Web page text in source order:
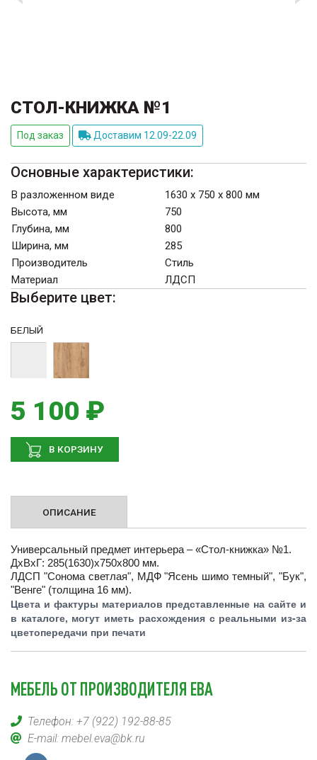
СТОЛ-КНИЖКА №1
Под заказ Доставим 12.09-22.09
Основные характеристики:
В разложенном виде
1630 х 750 х 800 мм
Высота, мм
750
Глубина, мм
800
Ширина, мм
285
Производитель
Стиль
Материал
ЛДСП
Выберите цвет:
БЕЛЫЙ
5 100 ₽
В КОРЗИНУ
ОПИСАНИЕ
Универсальный предмет интерьера – «Стол-книжка» №1.
ДхВхГ: 285(1630)х750х800 мм.
ЛДСП "Сонома светлая", МДФ "Ясень шимо темный", "Бук",
"Венге" (толщина 16 мм).
Цвета и фактуры материалов представленные на сайте и
в каталоге, могут иметь расхождения с реальными из-за
цветопередачи при печати
МЕБЕЛЬ ОТ ПРОИЗВОДИТЕЛЯ ЕВА
Телефон: +7 (922) 192-88-85
E-mail: mebel.eva@bk.ru